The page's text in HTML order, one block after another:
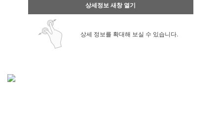
상세정보 새창 열기
상세 정보를 확대해 보실 수 있습니다.